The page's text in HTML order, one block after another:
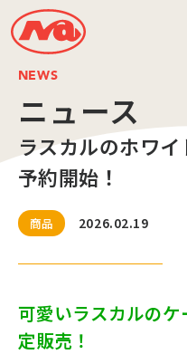
HOME
ニュース
ビジネス
作品紹介
会社案内
創業50周年記念ページ
音楽配信
採用情報
NEWS
ニュース
ラスカルのホワ
予約開始！
商品 2026.02.19
可愛いラスカルの
定販売！